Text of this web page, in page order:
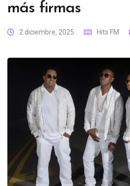
más firmas
2 diciembre, 2025 Hits FM